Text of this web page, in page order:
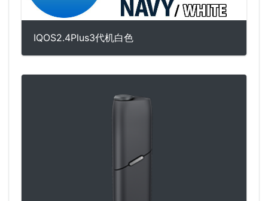
IQOS2.4Plus3代机白色